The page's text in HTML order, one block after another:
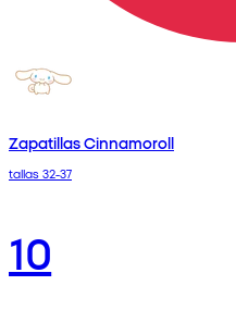
Zapatillas Cinnamoroll
tallas 32-37
10